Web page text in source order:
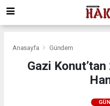
Anasayfa Gündem
Gazi